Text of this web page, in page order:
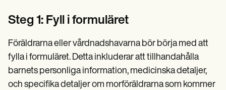
Steg 1: Fyll i formuläret
Föräldrarna eller vårdnadshavarna bör börja med att
fylla i formuläret. Detta inkluderar att tillhandahålla
barnets personliga information, medicinska detaljer,
och specifika detaljer om morföräldrarna som kommer